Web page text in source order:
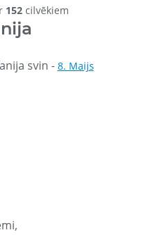
152 cilvēkiem
svin - 8. Maijs